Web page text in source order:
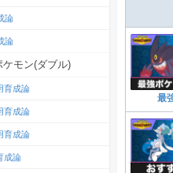
最
論
論
ケモン(ダブル)
育成論
育成論
育成論
成論